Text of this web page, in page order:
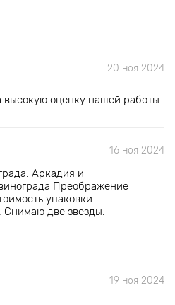
20 ноя 2024
высокую оценку нашей работы.
16 ноя 2024
Аркадия и
Преображение
упаковки
Снимаю две звезды.
19 ноя 2024